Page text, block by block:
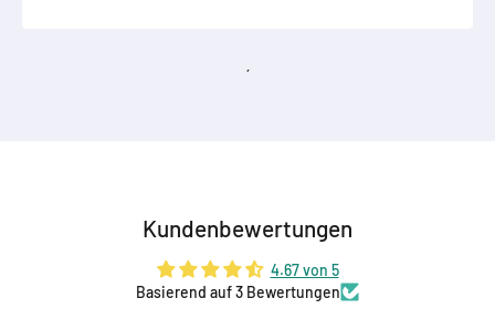
´
Kundenbewertungen
4.67 von 5
Basierend auf 3 Bewertungen